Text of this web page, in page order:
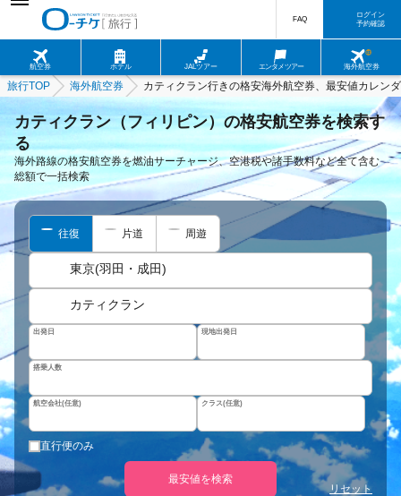
航空券 ホテル JALツアー エンタメツアー 海外航空券
FAQ
ログイン
予約確認
旅行TOP 海外航空券 カティクラン行きの格安海外航空券、最安値カレン
カティクラン（フィリピン）の格安航空券を検索す
る
海外路線の格安航空券を燃油サーチャージ、空港税や諸手数料など全て含む
総額で一括検索
往復 片道 周遊
東京(羽田・成田)
カティクラン
出発日 現地出発日
搭乗人数
航空会社(任意) クラス(任意)
直行便のみ
最安値を検索
リセット